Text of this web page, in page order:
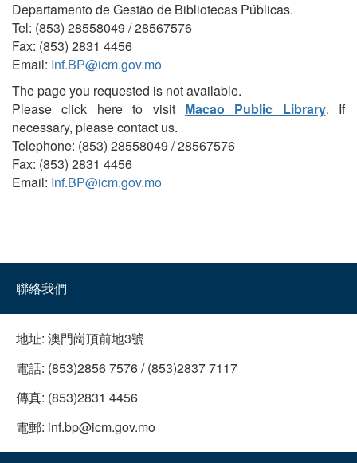
Departamento de Gestão de Bibliotecas Públicas.
Tel: (853) 28558049 / 28567576
Fax: (853) 2831 4456
Email: Inf.BP@icm.gov.mo
The page you requested is not available.
Please click here to visit Macao Public Library. If
necessary, please contact us.
Telephone: (853) 28558049 / 28567576
Fax: (853) 2831 4456
Email: Inf.BP@icm.gov.mo
聯絡我們
地址: 澳門崗頂前地3號
電話: (853)2856 7576 / (853)2837 7117
傳真: (853)2831 4456
電郵: inf.bp@icm.gov.mo